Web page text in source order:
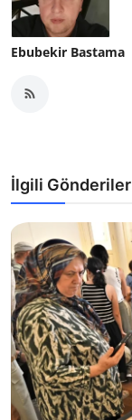
Ebubekir Bastama
İlgili Gönderiler